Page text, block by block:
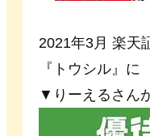
2021年3月 楽天
『トウシル』に
▼りーえるさん